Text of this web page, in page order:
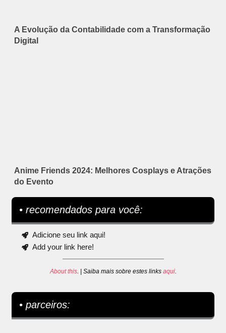
A Evolução da Contabilidade com a Transformação
Digital
Anime Friends 2024: Melhores Cosplays e Atrações
do Evento
• recomendados para você:
Adicione seu link aqui!
Add your link here!
About this. | Saiba mais sobre estes links aqui.
• parceiros: